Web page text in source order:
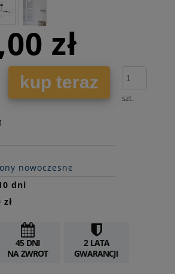
zł
kup teraz
szt.
nowoczesne
dni
zł
45 DNI
NA ZWROT
2 LATA
GWARANCJI